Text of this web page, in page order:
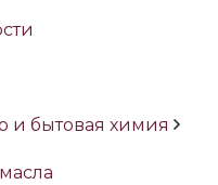
и бытовая химия